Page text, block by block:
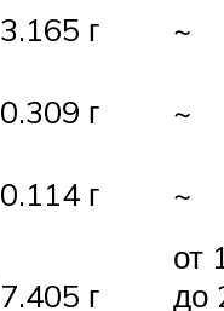
3.165 г
~
0.309 г
~
0.114 г ~
7.405 г
от
до